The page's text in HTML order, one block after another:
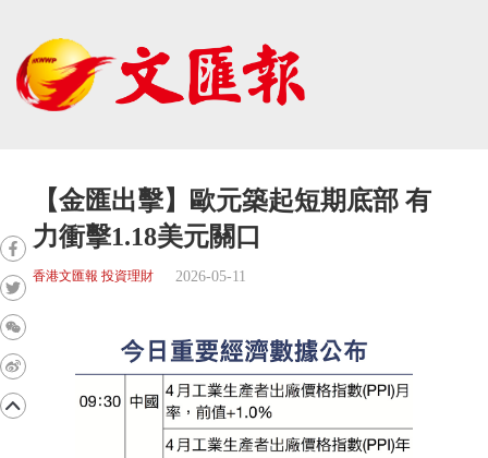
【金匯出擊】歐元築起短期底部 有
力衝擊1.18美元關口
香港文匯報 投資理財 2026-05-11